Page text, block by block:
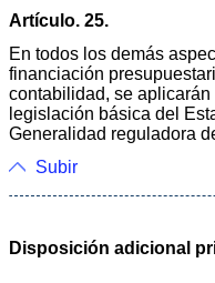
Artículo. 25.
En todos los demás
financiación
contabilidad, se
legislación básica del
Generalidad reguladora
Subir
Disposición adicional